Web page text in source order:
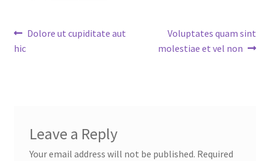
Post
navigation
Previous
Dolore ut cupiditate aut
hic
Next
post:
Voluptates quam sint
molestiae et vel non
Leave a Reply
Your email address will not be published. Required